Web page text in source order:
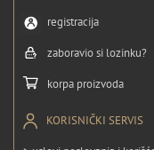
registracija
zaboravio si lozinku?
korpa proizvoda
KORISNIČKI SERVIS